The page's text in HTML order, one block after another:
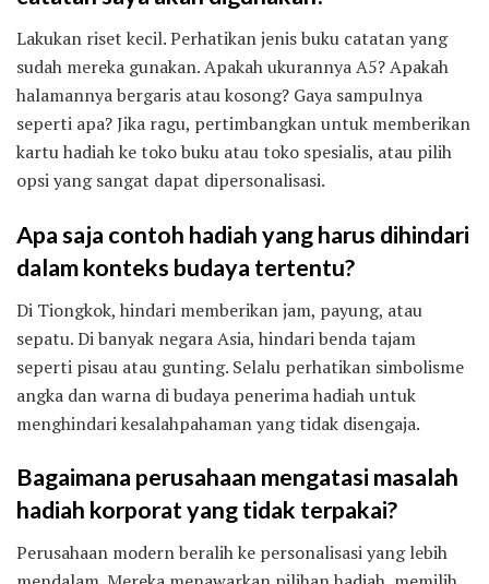
Lakukan riset kecil. Perhatikan jenis buku catatan yang
sudah mereka gunakan. Apakah ukurannya A5? Apakah
halamannya bergaris atau kosong? Gaya sampulnya
seperti apa? Jika ragu, pertimbangkan untuk memberikan
kartu hadiah ke toko buku atau toko spesialis, atau pilih
opsi yang sangat dapat dipersonalisasi.
Apa saja contoh hadiah yang harus dihindari
dalam konteks budaya tertentu?
Di Tiongkok, hindari memberikan jam, payung, atau
sepatu. Di banyak negara Asia, hindari benda tajam
seperti pisau atau gunting. Selalu perhatikan simbolisme
angka dan warna di budaya penerima hadiah untuk
menghindari kesalahpahaman yang tidak disengaja.
Bagaimana perusahaan mengatasi masalah
hadiah korporat yang tidak terpakai?
Perusahaan modern beralih ke personalisasi yang lebih